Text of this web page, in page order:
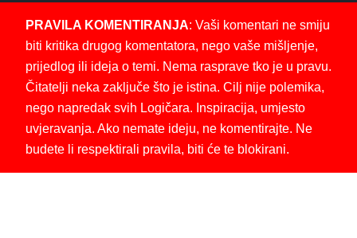
PRAVILA KOMENTIRANJA: Vaši komentari ne smiju
biti kritika drugog komentatora, nego vaše mišljenje,
prijedlog ili ideja o temi. Nema rasprave tko je u pravu.
Čitatelji neka zaključe što je istina. Cilj nije polemika,
nego napredak svih Logičara. Inspiracija, umjesto
uvjeravanja. Ako nemate ideju, ne komentirajte. Ne
budete li respektirali pravila, biti će te blokirani.